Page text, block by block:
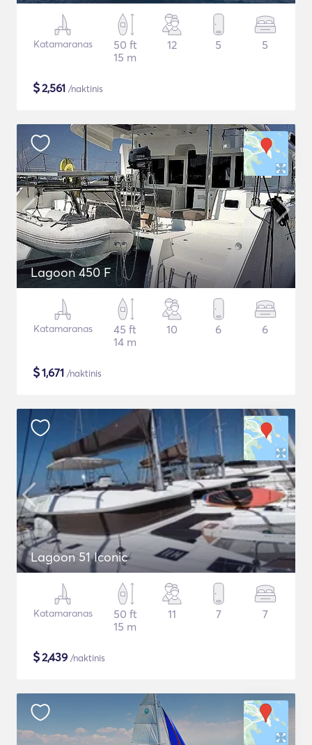
Katamaranas
50 ft
15 m
12 5 5
$2,561 /naktinis
Lagoon 450 F
Katamaranas
45 ft
14 m
10 6 6
$1,671 /naktinis
Lagoon 51 Iconic
Katamaranas
50 ft
15 m
11 7 7
$2,439 /naktinis